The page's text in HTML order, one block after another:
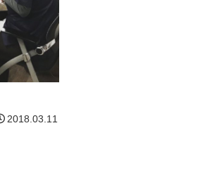
2018.03.11